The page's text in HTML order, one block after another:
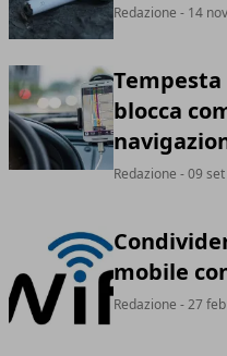
Redazione - 14
blocca
Redazione - 09
mobile
Redazione - 27